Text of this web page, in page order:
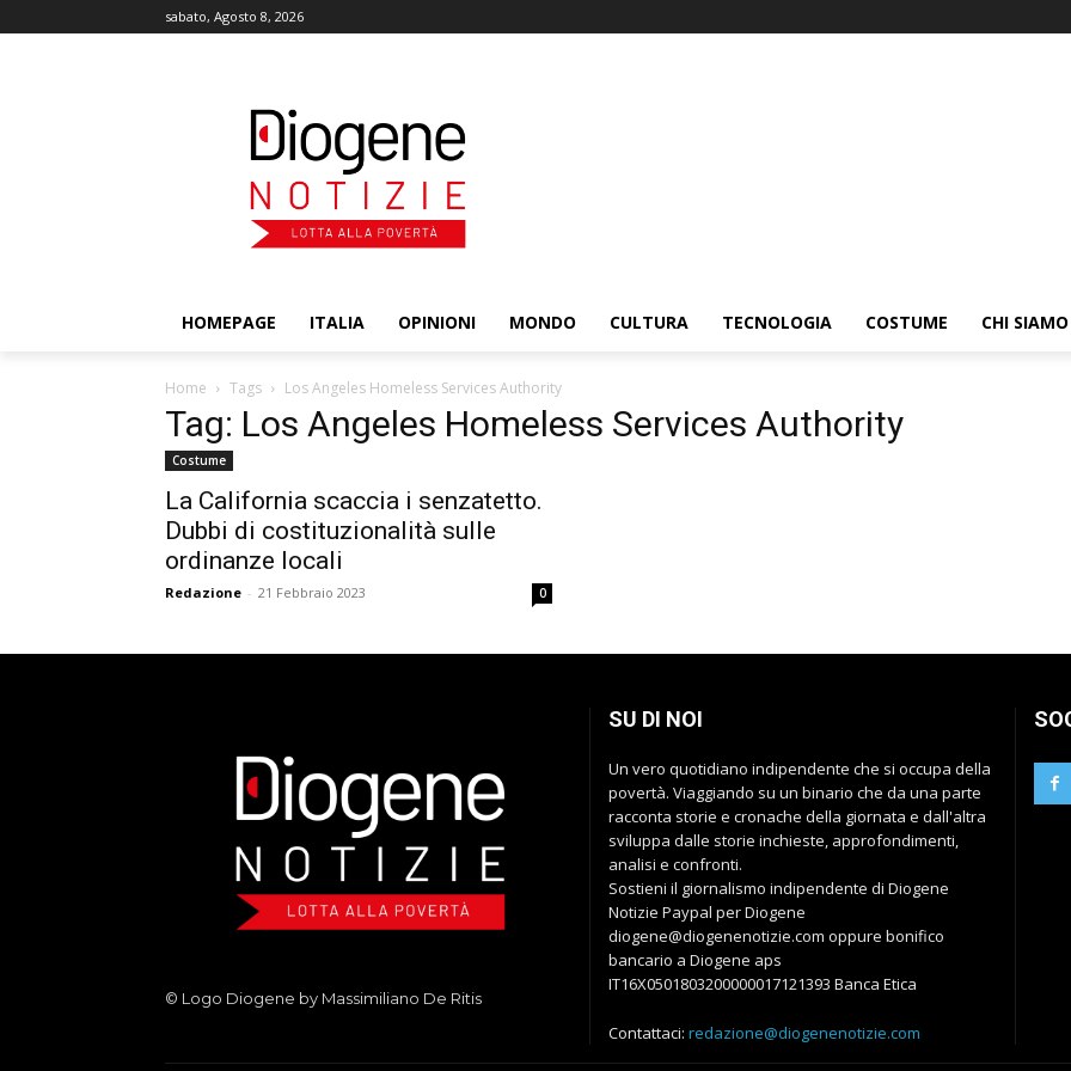
sabato, Agosto 8, 2026
HOMEPAGE ITALIA OPINIONI MONDO CULTURA TECNOLOGIA COSTUME CHI SIAMO
Home Tags Los Angeles Homeless Services Authority
Tag: Los Angeles Homeless Services Authority
Costume
La California scaccia i senzatetto.
Dubbi di costituzionalità sulle
ordinanze locali
Redazione - 21 Febbraio 2023 0
© Logo Diogene by Massimiliano De Ritis
SU DI NOI
Un vero quotidiano indipendente che si occupa della
povertà. Viaggiando su un binario che da una parte
racconta storie e cronache della giornata e dall'altra
sviluppa dalle storie inchieste, approfondimenti,
analisi e confronti.
Sostieni il giornalismo indipendente di Diogene
Notizie Paypal per Diogene
diogene@diogenenotizie.com oppure bonifico
bancario a Diogene aps
IT16X0501803200000017121393 Banca Etica
Contattaci: redazione@diogenenotizie.com